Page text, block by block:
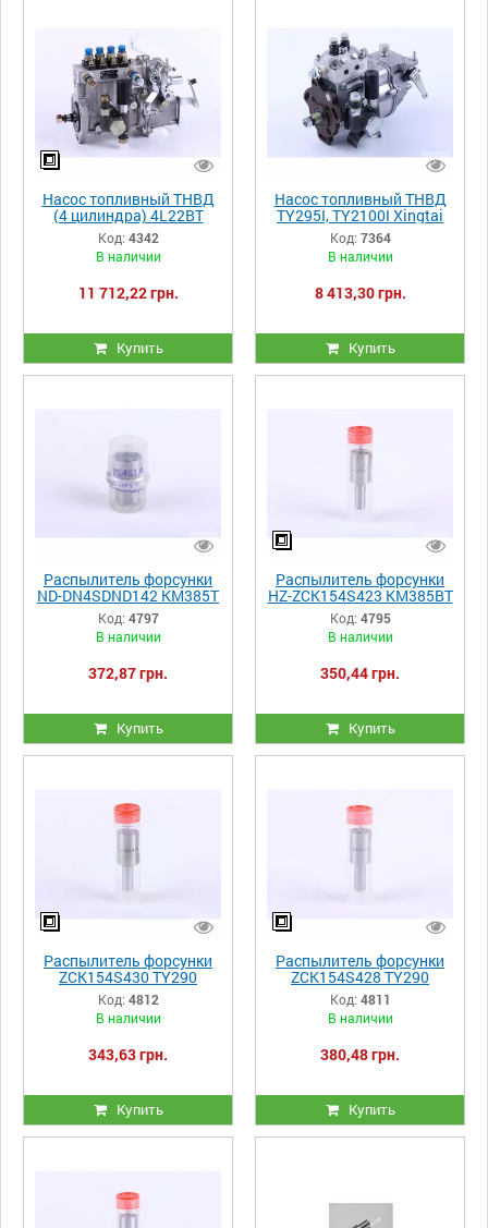
Насос топливный ТНВД
(4 цилиндра) 4L22BT
Код: 4342
В наличии
11 712,22 грн.
Купить
Насос топливный ТНВД
TY295I, TY2100I Xingtai
220/224
Код: 7364
В наличии
8 413,30 грн.
Купить
Распылитель форсунки
ND-DN4SDND142 KM385T
Код: 4797
В наличии
372,87 грн.
Купить
Распылитель форсунки
HZ-ZCK154S423 KM385BT
Код: 4795
В наличии
350,44 грн.
Купить
Распылитель форсунки
ZCK154S430 TY290
Код: 4812
В наличии
343,63 грн.
Купить
Распылитель форсунки
ZCK154S428 TY290
Код: 4811
В наличии
380,48 грн.
Купить